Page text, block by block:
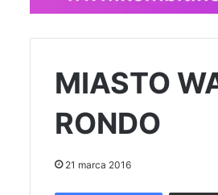
MIASTO
RONDO
21 marca 2016